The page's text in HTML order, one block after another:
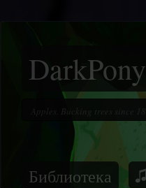
DarkPony
Библиотека